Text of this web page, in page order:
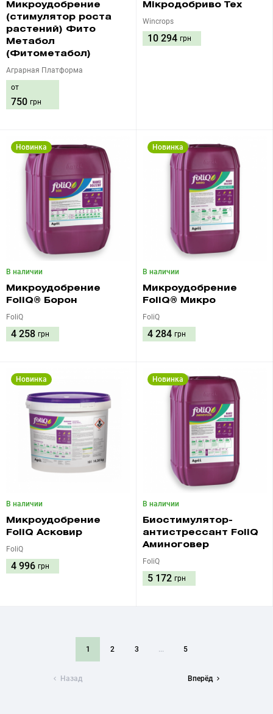
Микроудобрение
(стимулятор роста
растений) Фито
Метабол
(Фитометабол)
Аграрная Платформа
от
750 грн
Мікродобриво Тех
Wincrops
10 294 грн
Новинка
В наличии
Микроудобрение
FoliQ® Борон
FoliQ
4 258 грн
Новинка
В наличии
Микроудобрение
FoliQ® Микро
FoliQ
4 284 грн
Новинка
В наличии
Микроудобрение
FoliQ Асковир
FoliQ
4 996 грн
Новинка
В наличии
Биостимулятор-
антистрессант FoliQ
Аминоговер
FoliQ
5 172 грн
Назад
1 2 3 ... 5
Вперёд